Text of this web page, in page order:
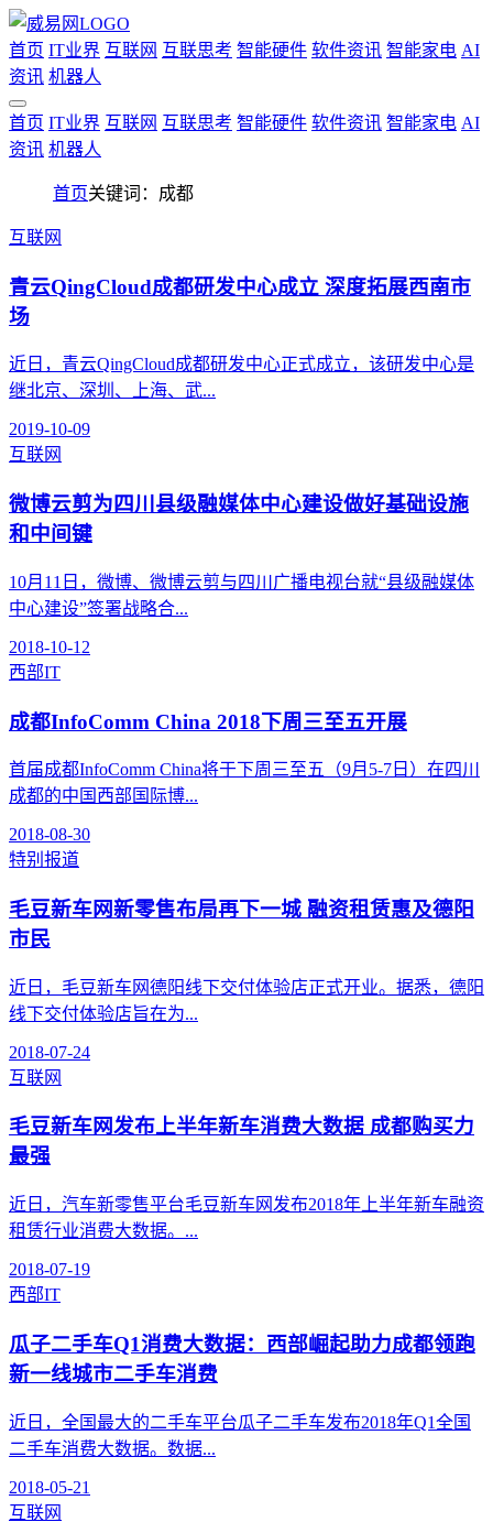
首页 IT业界 互联网 互联思考 智能硬件 软件资讯 智能家电 AI
资讯 机器人
首页 IT业界 互联网 互联思考 智能硬件 软件资讯 智能家电 AI
资讯 机器人
首页关键词：成都
互联网
青云QingCloud成都研发中心成立 深度拓展西南市
场
近日，青云QingCloud成都研发中心正式成立，该研发中心是
继北京、深圳、上海、武...
2019-10-09
互联网
微博云剪为四川县级融媒体中心建设做好基础设施
和中间键
10月11日，微博、微博云剪与四川广播电视台就“县级融媒体
中心建设”签署战略合...
2018-10-12
西部IT
成都InfoComm China 2018下周三至五开展
首届成都InfoComm China将于下周三至五（9月5-7日）在四川
成都的中国西部国际博...
2018-08-30
特别报道
毛豆新车网新零售布局再下一城 融资租赁惠及德阳
市民
近日，毛豆新车网德阳线下交付体验店正式开业。据悉，德阳
线下交付体验店旨在为...
2018-07-24
互联网
毛豆新车网发布上半年新车消费大数据 成都购买力
最强
近日，汽车新零售平台毛豆新车网发布2018年上半年新车融资
租赁行业消费大数据。...
2018-07-19
西部IT
瓜子二手车Q1消费大数据：西部崛起助力成都领跑
新一线城市二手车消费
近日，全国最大的二手车平台瓜子二手车发布2018年Q1全国
二手车消费大数据。数据...
2018-05-21
互联网